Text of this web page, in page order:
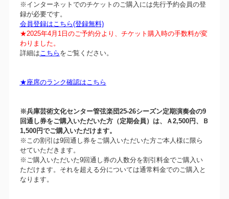
※インターネットでのチケットのご購入には先行予約会員の登
録が必要です。
会員登録はこちら(登録無料)
★2025年4月1日のご予約分より、チケット購入時の手数料が変
わりました。
詳細はこちら をご覧ください。
★座席のランク確認はこちら
※兵庫芸術文化センター管弦楽団25-26シーズン定期演奏会の9
回通し券をご購入いただいた方（定期会員）は、Ａ2,500円、Ｂ
1,500円でご購入いただけます。
※この割引は9回通し券をご購入いただいた方ご本人様に限ら
せていただきます。
※ご購入いただいた9回通し券の人数分を割引料金でご購入い
ただけます。それを超える分については通常料金でのご購入と
なります。